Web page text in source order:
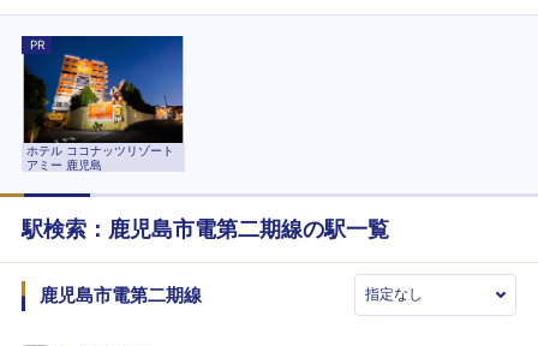
PR
ホテル ココナッツリゾート
アミー 鹿児島
駅検索： 鹿児島市電第二期線の駅一覧
鹿児島市電第二期線